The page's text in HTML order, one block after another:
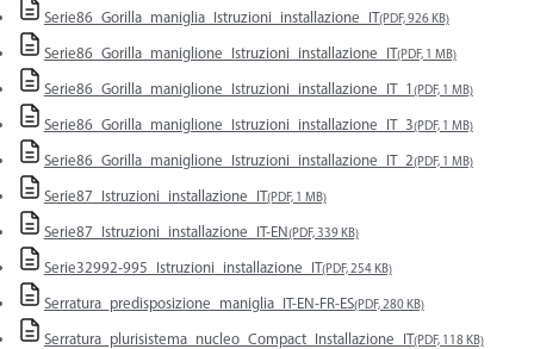
Serie86_Gorilla_maniglia_Istruzioni_installazione_IT(PDF, 926 KB)
Serie86_Gorilla_maniglione_Istruzioni_installazione_IT(PDF, 1 MB)
Serie86_Gorilla_maniglione_Istruzioni_installazione_IT_1 (PDF, 1 MB)
Serie86_Gorilla_maniglione_Istruzioni_installazione_IT_3(PDF, 1 MB)
Serie86_Gorilla_maniglione_Istruzioni_installazione_IT_2(PDF, 1 MB)
Serie87_Istruzioni_installazione_IT(PDF, 1 MB)
Serie87_Istruzioni_installazione_IT-EN(PDF, 339 KB)
Serie32992-995_Istruzioni_installazione_IT(PDF, 254 KB)
Serratura_predisposizione_maniglia_IT-EN-FR-ES(PDF, 280 KB)
Serratura_plurisistema_nucleo_Compact_Installazione_IT(PDF, 118 KB)